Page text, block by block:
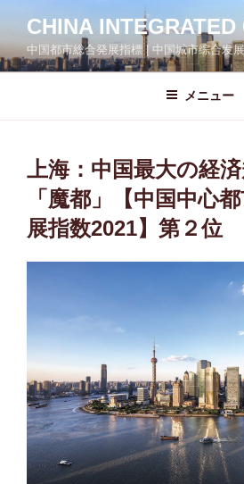
テ
ン
へ
CHINA INTEGRATED
中国都市総合発展指標 | 中国城市综合发
メニュー
上海：中国最大の経
「魔都」【中国中心
展指数2021】第２位